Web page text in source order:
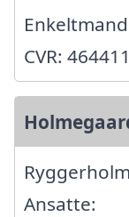
CVR:
Ansatte: